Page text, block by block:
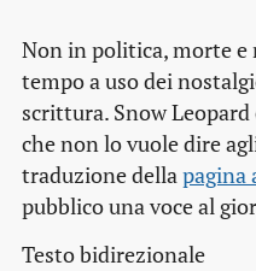
Non in politica, morte
tempo a uso dei
scrittura. Snow
che non lo vuole dire
traduzione dellapagina
pubblico una voce al
Testo bidirezionale